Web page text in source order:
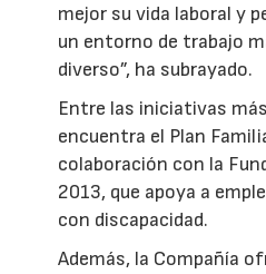
mejor su vida laboral y
un entorno de trabajo
diverso”, ha subrayado.
Entre las iniciativas
encuentra el Plan
colaboración con la
2013, que apoya a
con discapacidad.
Además, la Compañía